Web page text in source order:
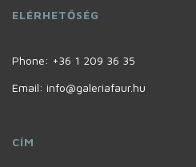
ELÉRHETŐSÉG
Phone: +36 1 209 36 35
Email: info@galeriafaur.hu
CÍM